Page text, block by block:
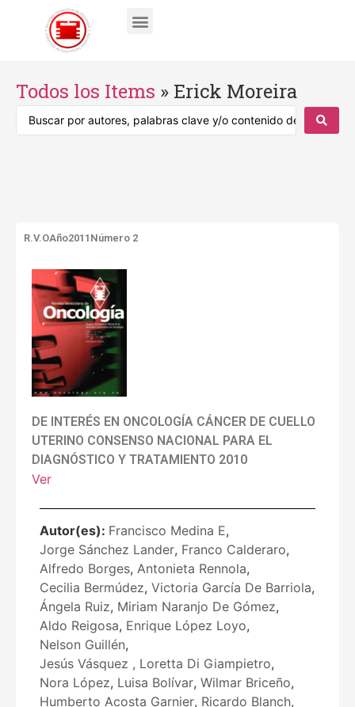
Todos los Items » Erick Moreira
R.V.OAño2011 Número 2
DE INTERÉS EN ONCOLOGÍA CÁNCER DE CUELLO
UTERINO CONSENSO NACIONAL PARA EL
DIAGNÓSTICO Y TRATAMIENTO 2010
Ver
Autor(es): Francisco Medina E,
Jorge Sánchez Lander, Franco Calderaro,
Alfredo Borges, Antonieta Rennola,
Cecilia Bermúdez, Victoria García De Barriola,
Ángela Ruiz, Miriam Naranjo De Gómez,
Aldo Reigosa, Enrique López Loyo,
Nelson Guillén,
Jesús Vásquez , Loretta Di Giampietro,
Nora López, Luisa Bolívar, Wilmar Briceño,
Humberto Acosta Garnier, Ricardo Blanch,